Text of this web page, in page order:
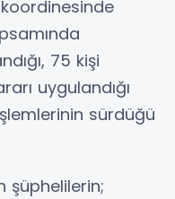
koordinesinde
75 kişi
uygulandığı
sürdüğü
şüphelilerin;